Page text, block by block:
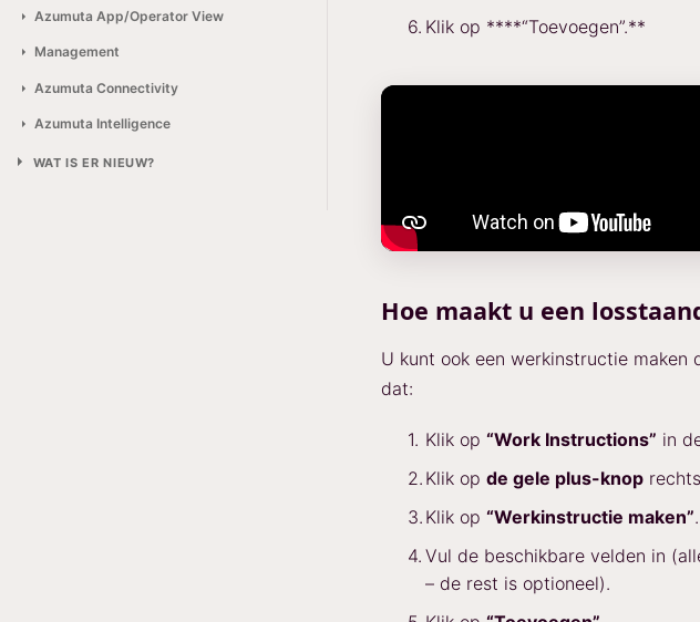
Azumuta App/Operator View
Management
Azumuta Connectivity
Azumuta Intelligence
WAT IS ER NIEUW?
Klik op ****“Toevoegen”.**
Hoe maakt u een
U kunt ook een werkinstructie maken
dat:
Klik op “Work Instructions” in
Klik op de gele plus-knop
Klik op “Werkinstructie maken”.
Vul de beschikbare velden in
– de rest is optioneel).